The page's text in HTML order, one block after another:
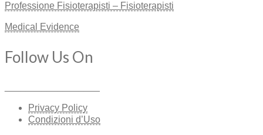
Professione Fisioterapisti – Fisioterapisti
Medical Evidence
Follow Us On
Privacy Policy
Condizioni d’Uso